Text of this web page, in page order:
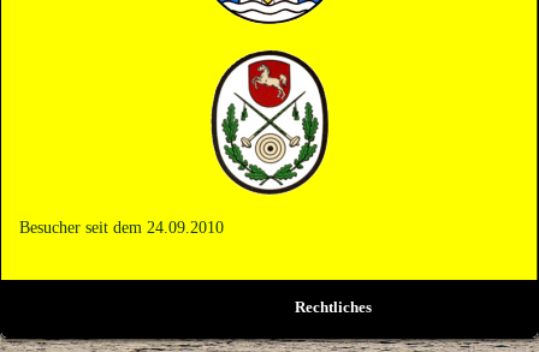
Besucher seit dem 24.09.2010
Rechtliches